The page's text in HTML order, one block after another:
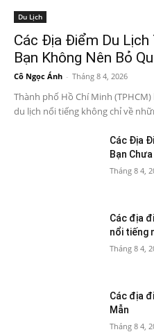
Du Lịch
Các Địa Điểm Du
Bạn Không Nên Bỏ
Cô Ngọc Ánh - Tháng 8 4, 2026
Thành phố Hồ Chí Minh
du lịch nổi tiếng không chỉ về
Các Địa
Bạn
Tháng 8 4,
Các địa
nổi tiếng
Tháng 8 4,
Các địa
Mẫn
Tháng 8 4,